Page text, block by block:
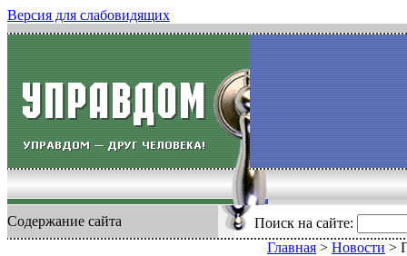
Версия для слабовидящих
Содержание сайта Поиск на сайте:
Главная > Новости >